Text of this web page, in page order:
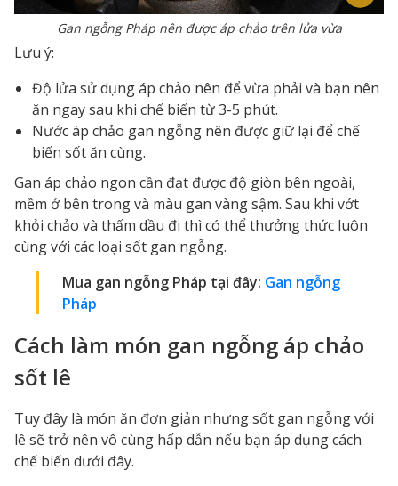
Gan ngỗng Pháp nên được áp chảo trên lửa vừa
Lưu ý:
Độ lửa sử dụng áp chảo nên để vừa phải và bạn nên
ăn ngay sau khi chế biến từ 3-5 phút.
Nước áp chảo gan ngỗng nên được giữ lại để chế
biến sốt ăn cùng.
Gan áp chảo ngon cần đạt được độ giòn bên ngoài,
mềm ở bên trong và màu gan vàng sậm. Sau khi vớt
khỏi chảo và thấm dầu đi thì có thể thưởng thức luôn
cùng với các loại sốt gan ngỗng.
Mua gan ngỗng Pháp tại đây: Gan ngỗng
Pháp
Cách làm món gan ngỗng áp chảo
sốt lê
Tuy đây là món ăn đơn giản nhưng sốt gan ngỗng với
lê sẽ trở nên vô cùng hấp dẫn nếu bạn áp dụng cách
chế biến dưới đây.